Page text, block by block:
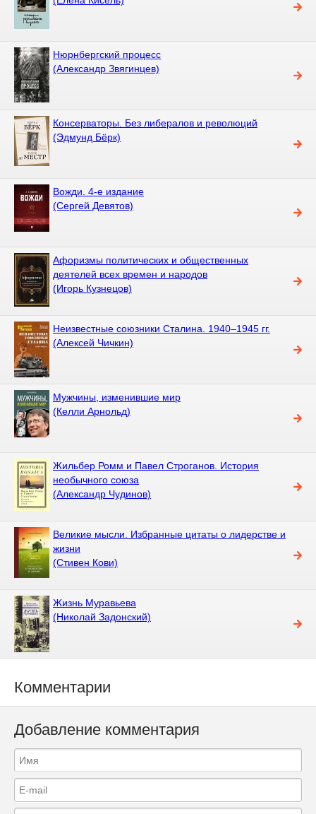
Нюрнбергский процесс
(Александр Звягинцев)
Консерваторы. Без либералов и революций
(Эдмунд Бёрк)
Вожди. 4-е издание
(Сергей Девятов)
Афоризмы политических и общественных
деятелей всех времен и народов
(Игорь Кузнецов)
Неизвестные союзники Сталина. 1940–1945 гг.
(Алексей Чичкин)
Мужчины, изменившие мир
(Келли Арнольд)
Жильбер Ромм и Павел Строганов. История
необычного союза
(Александр Чудинов)
Великие мысли. Избранные цитаты о лидерстве и
жизни
(Стивен Кови)
Жизнь Муравьева
(Николай Задонский)
Комментарии
Добавление комментария